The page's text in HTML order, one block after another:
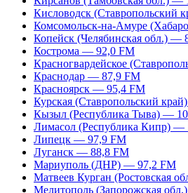
Кисловодск (Ставропольский
Комсомольск-на-Амуре
Копейск (Челябинская обл.) —
Кострома — 92,0 FM
Красногвардейское
Краснодар — 87,9 FM
Красноярск — 95,4 FM
Курская (Ставропольский
Кызыл (Республика Тыва) —
Лимасол (Республика Кипр) —
Липецк — 97,9 FM
Луганск — 88,8 FM
Мариуполь (ДНР) — 97,2 FM
Матвеев Курган (Ростовская
Мелитополь (Запорожская